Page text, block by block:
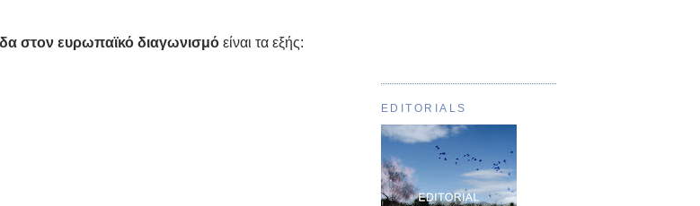
στον ευρωπαϊκό διαγωνισμό είναι τα εξής:
EDITORIALS